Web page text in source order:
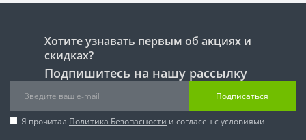
Хотите узнавать первым об акциях и
скидках?
Подпишитесь на нашу рассылку
Подписаться
Я прочитал Политика Безопасности и согласен с условиями